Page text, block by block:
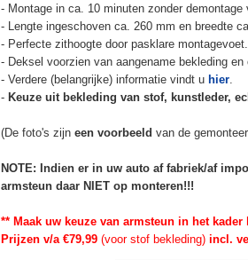
- Montage in ca. 10 minuten zonder demontage
- Lengte ingeschoven ca. 260 mm en breedte
- Perfecte zithoogte door pasklare montagevoet.
- Deksel voorzien van aangename bekleding en
- Verdere (belangrijke) informatie vindt u hier.
- Keuze uit bekleding van stof, kunstleder,
(De foto's zijn een voorbeeld van de
NOTE: Indien er in uw auto af fabriek/af
armsteun daar NIET op monteren!!!
** Maak uw keuze van armsteun in het kader
Prijzen v/a €79,99(voor stof bekleding)incl.